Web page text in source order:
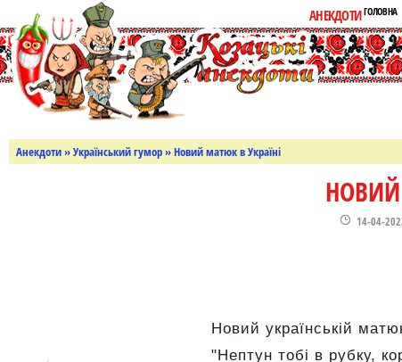
АНЕКДОТИГОЛОВНА
Анекдоти»Український гумор» Новий матюк в Україні
14-04-
Новий українській
"Нептун тобі в рубку,